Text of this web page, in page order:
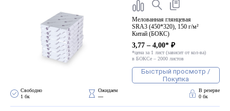
Мелованная глянцевая
SRA3 (450*320), 150 г/м²
Китай (БОКС)
3,77 – 4,00* ₽
*цена за 1 лист (зависит от кол-ва)
в БОКСе – 2000 листов
Быстрый просмотр /
Покупка
Свободно
1 бк
Ожидаем
—
В резерве
0 бк